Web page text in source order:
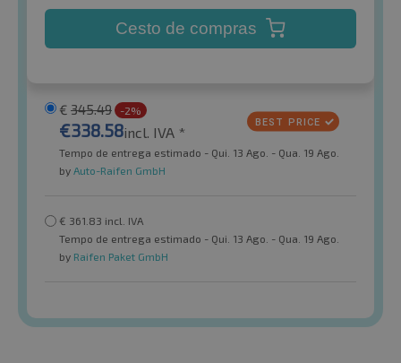
Cesto de compras
€ 345.49 -2%
€338.58incl. IVA *
Tempo de entrega estimado - Qui. 13 Ago. - Qua. 19 Ago.
by Auto-Raifen GmbH
€ 361.83 incl. IVA
Tempo de entrega estimado - Qui. 13 Ago. - Qua. 19 Ago.
by Raifen Paket GmbH